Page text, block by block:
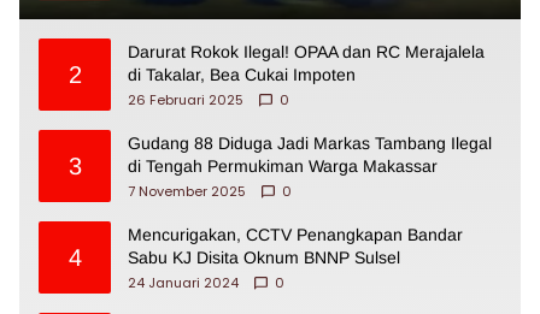
2
Darurat Rokok Ilegal! OPAA dan RC Merajalela
di Takalar, Bea Cukai Impoten
26 Februari 2025
0
3
Gudang 88 Diduga Jadi Markas Tambang Ilegal
di Tengah Permukiman Warga Makassar
7 November 2025
0
4
Mencurigakan, CCTV Penangkapan Bandar
Sabu KJ Disita Oknum BNNP Sulsel
24 Januari 2024
0